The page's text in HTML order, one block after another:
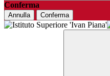
Conferma
Annulla Conferma